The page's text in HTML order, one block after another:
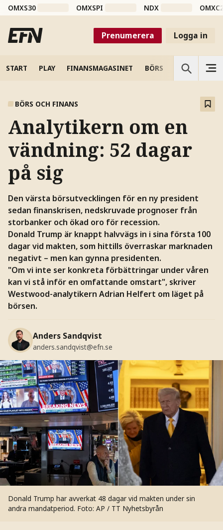
OMXS30 OMXSPI NDX
Prenumerera Logga in
START PLAY FINANSMAGASINET BÖRS VETENSKAP
BÖRS OCH FINANS
Analytikern om en
vändning: 52 dagar
på sig
Den värsta börsutvecklingen för en ny president
sedan finanskrisen, nedskruvade prognoser från
storbanker och ökad oro för recession.
Donald Trump är knappt halvvägs in i sina första 100
dagar vid makten, som hittills överraskar marknaden
negativt – men kan gynna presidenten.
"Om vi inte ser konkreta förbättringar under våren
kan vi stå inför en omfattande omstart", skriver
Westwood-analytikern Adrian Helfert om läget på
börsen.
Anders Sandqvist
anders.sandqvist@efn.se
Donald Trump har avverkat 48 dagar vid makten under sin
andra mandatperiod. Foto: AP / TT Nyhetsbyrån